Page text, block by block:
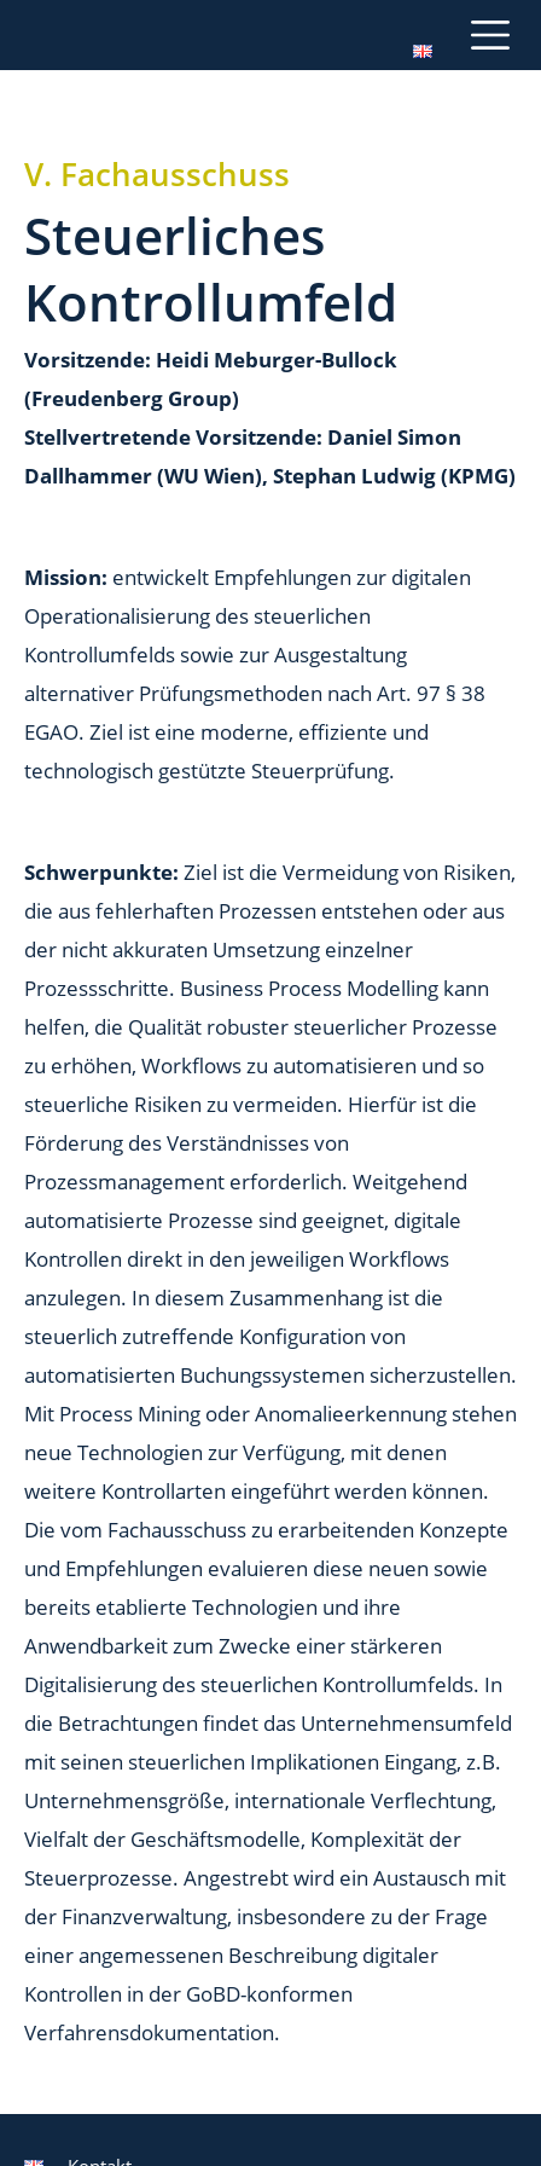
V. Fachausschuss
Steuerliches
Kontrollumfeld
Vorsitzende: Heidi Meburger-Bullock
(Freudenberg Group)
Stellvertretende Vorsitzende: Daniel Simon
Dallhammer (WU Wien), Stephan Ludwig (KPMG)
Mission: entwickelt Empfehlungen zur digitalen
Operationalisierung des steuerlichen
Kontrollumfelds sowie zur Ausgestaltung
alternativer Prüfungsmethoden nach Art. 97 § 38
EGAO. Ziel ist eine moderne, effiziente und
technologisch gestützte Steuerprüfung.
Schwerpunkte: Ziel ist die Vermeidung von Risiken,
die aus fehlerhaften Prozessen entstehen oder aus
der nicht akkuraten Umsetzung einzelner
Prozessschritte. Business Process Modelling kann
helfen, die Qualität robuster steuerlicher Prozesse
zu erhöhen, Workflows zu automatisieren und so
steuerliche Risiken zu vermeiden. Hierfür ist die
Förderung des Verständnisses von
Prozessmanagement erforderlich. Weitgehend
automatisierte Prozesse sind geeignet, digitale
Kontrollen direkt in den jeweiligen Workflows
anzulegen. In diesem Zusammenhang ist die
steuerlich zutreffende Konfiguration von
automatisierten Buchungssystemen sicherzustellen.
Mit Process Mining oder Anomalieerkennung stehen
neue Technologien zur Verfügung, mit denen
weitere Kontrollarten eingeführt werden können.
Die vom Fachausschuss zu erarbeitenden Konzepte
und Empfehlungen evaluieren diese neuen sowie
bereits etablierte Technologien und ihre
Anwendbarkeit zum Zwecke einer stärkeren
Digitalisierung des steuerlichen Kontrollumfelds. In
die Betrachtungen findet das Unternehmensumfeld
mit seinen steuerlichen Implikationen Eingang, z.B.
Unternehmensgröße, internationale Verflechtung,
Vielfalt der Geschäftsmodelle, Komplexität der
Steuerprozesse. Angestrebt wird ein Austausch mit
der Finanzverwaltung, insbesondere zu der Frage
einer angemessenen Beschreibung digitaler
Kontrollen in der GoBD-konformen
Verfahrensdokumentation.